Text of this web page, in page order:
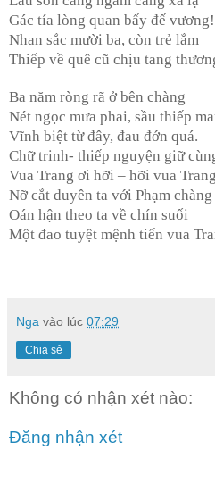
Gác tía lòng quan bấy đế vương!
Nhan sắc mười ba, còn trẻ lắm
Thiếp về quê cũ chịu tang
Ba năm ròng rã ở bên chàng
Nét ngọc mưa phai, sầu thiếp
Vĩnh biệt từ đây, đau đớn quá.
Chữ trinh- thiếp nguyện giữ
Vua Trang ơi hỡi – hỡi vua
Nỡ cắt duyên ta với Phạm chàng
Oán hận theo ta về chín suối
Một đao tuyệt mệnh tiến vua
Nga vào lúc 07:29
Chia sẻ
Không có nhận xét nào:
Đăng nhận xét